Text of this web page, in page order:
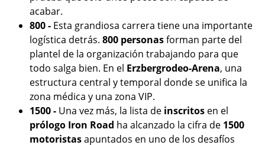
acabar.
800 - Esta grandiosa carrera tiene una importante
logística detrás. 800 personasforman parte del
plantel de la organización trabajando para que
todo salga bien. En el Erzbergrodeo-Arena, una
estructura central y temporal donde se unifica la
zona médica y una zona VIP.
1500 - Una vez más, la lista de inscritos en el
prólogo Iron Road ha alcanzado la cifra de 1500
motoristasapuntados en uno de los desafíos